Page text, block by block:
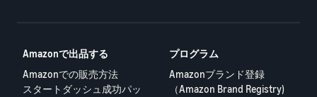
Amazonで出品する
Amazonでの販売方法
スタートダッシュ成功パッ
プログラム
Amazonブランド登録
（Amazon Brand Registry)